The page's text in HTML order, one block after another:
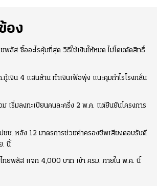
อง
พลัส ซื้ออะไรคุ้มที่สุด วิธีใช้เงินให้หมด ไม่โดนตัดสิทธิ์
กู้เงิน 4 แสนล้าน ทำเงินเฟ้อพุ่ง แนะคุมกำไรโรงกลั่น
ม เริ่มลงทะเบียนคนละครึ่ง 2 พ.ค. แต่ยืนยันโครงการ
ปชช. หลัง 12 มาตรการช่วยค่าครองชีพเสียงตอบรับดี
. นี้
ทยพลัส แจก 4,000 บาท เข้า ครม. ภายใน พ.ค. นี้